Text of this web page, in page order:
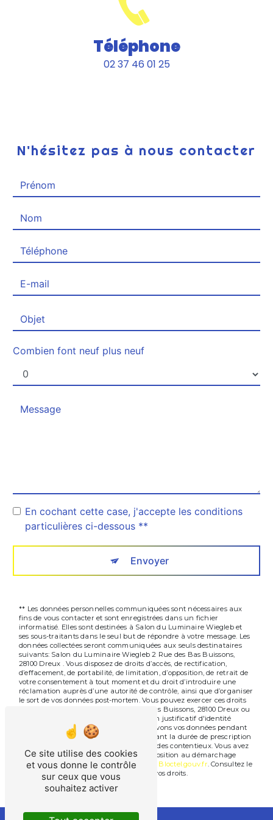
Téléphone
02 37 46 01 25
N'hésitez pas à nous contacter
Combien font neuf plus neuf
En cochant cette case, j'accepte les conditions
particulières ci-dessous **
Envoyer
** Les données personnelles communiquées sont nécessaires aux
fins de vous contacter et sont enregistrées dans un fichier
informatisé. Elles sont destinées à Salon du Luminaire Wiegleb et
ses sous-traitants dans le seul but de répondre à votre message. Les
données collectées seront communiquées aux seuls destinataires
suivants: Salon du Luminaire Wiegleb 2 Rue des Bas Buissons,
28100 Dreux . Vous disposez de droits d’accès, de rectification,
d’effacement, de portabilité, de limitation, d’opposition, de retrait de
votre consentement à tout moment et du droit d’introduire une
réclamation auprès d’une autorité de contrôle, ainsi que d’organiser
le sort de vos données post-mortem. Vous pouvez exercer ces droits
par voie postale à l'adresse 2 Rue des Bas Buissons, 28100 Dreux ou
par courrier électronique à l'adresse . Un justificatif d'identité
pourra vous être demandé. Nous conservons vos données pendant
la période de prise de contact puis pendant la durée de prescription
légale aux fins probatoires et de gestion des contentieux. Vous avez
le droit de vous inscrire sur la liste d'opposition au démarchage
téléphonique, disponible à cette adresse: Bloctel.gouv.fr. Consultez le
site cnil.fr pour plus d’informations sur vos droits.
Ce site utilise des cookies
et vous donne le contrôle
sur ceux que vous
souhaitez activer